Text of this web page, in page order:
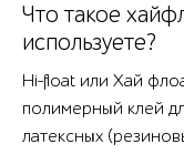
Что такое
используете?
Hi-float или Хай
полимерный клей
латексных